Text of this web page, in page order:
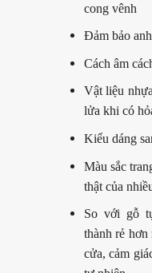
cong vênh
Đảm bảo
Cách âm
Vật liệu
lửa khi có
Kiểu dáng
Màu sắc
thật của
So với gỗ
thành rẻ
cửa, cảm